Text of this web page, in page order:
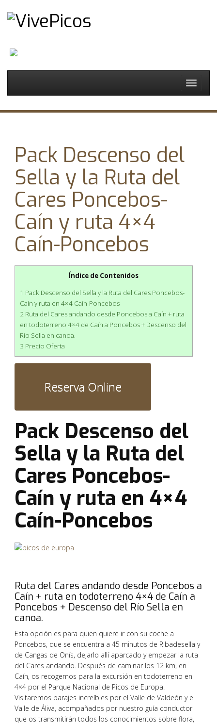
Toggle
Pack Descenso del
Sella y la Ruta del
Cares Poncebos-
Caín y ruta 4×4
Caín-Poncebos
Índice de Contenidos
1 Pack Descenso del Sella y la Ruta del Cares Poncebos-
Caín y ruta en 4×4 Caín-Poncebos
2 Ruta del Cares andando desde Poncebos a Caín + ruta
en todoterreno 4×4 de Caín a Poncebos + Descenso del
Río Sella en canoa.
3 Precio Oferta
Pack Descenso del
Sella y la Ruta del
Cares Poncebos-
Caín y ruta en 4×4
Caín-Poncebos
Ruta del Cares andando desde Poncebos a
Caín + ruta en todoterreno 4×4 de Caín a
Poncebos + Descenso del Río Sella en
canoa.
Esta opción es para quien quiere ir con su coche a
Poncebos, que se encuentra a 45 minutos de Ribadesella y
de Cangas de Onís, dejarlo allí aparcado y empezar la ruta
del Cares andando. Después de caminar los 12 km, en
Caín, os recogemos para la excursión en todoterreno en
4×4 por el Parque Nacional de Picos de Europa.
Visitaremos parajes increíbles por el Valle de Valdeón y el
Valle de Áliva, acompañados por nuestro guía conductor
que os transmitirán todos los conocimientos sobre flora,